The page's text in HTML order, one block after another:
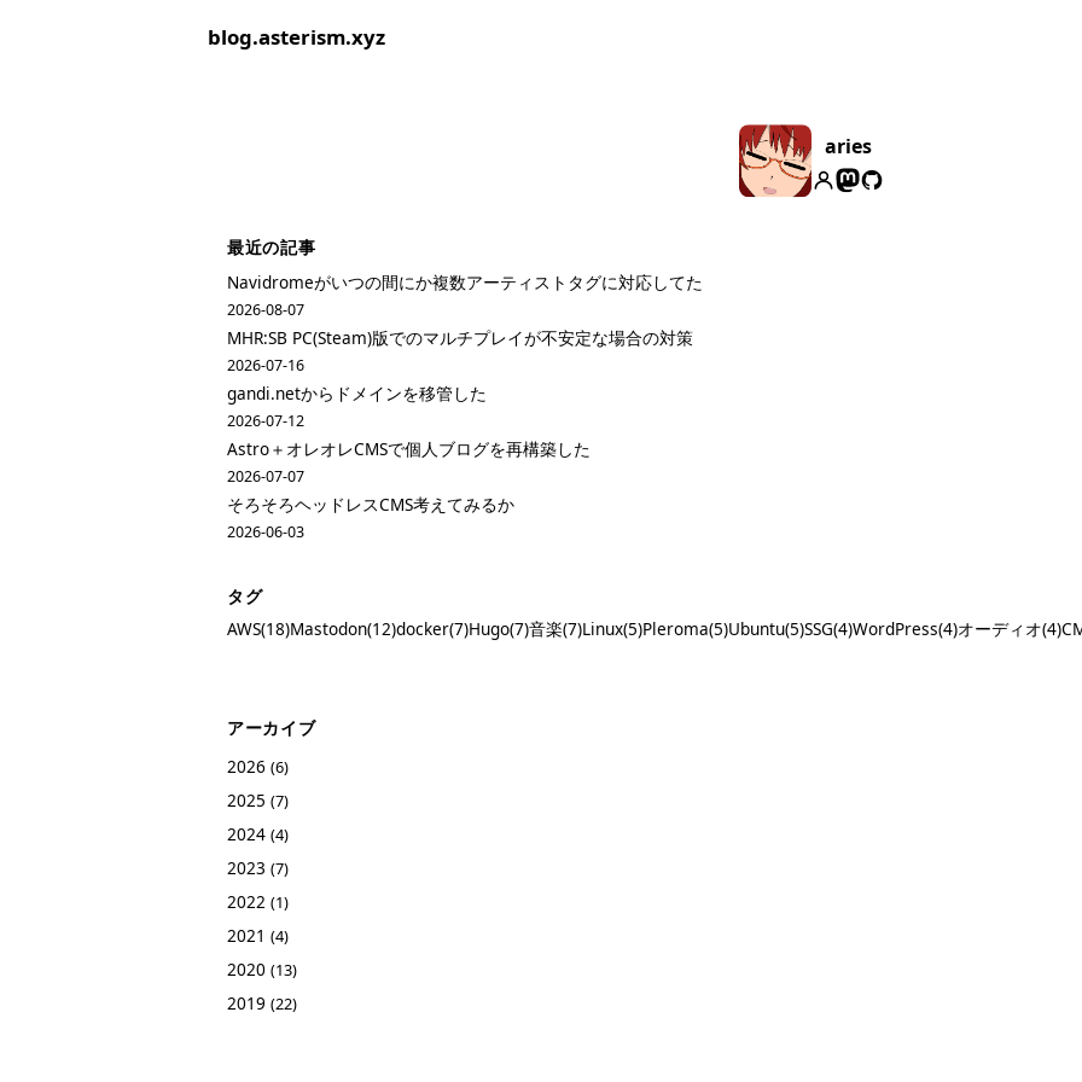
blog.asterism.xyz
aries
最近の記事
Navidromeがいつの間にか複数アーティストタグに対応してた
2026-08-07
MHR:SB PC(Steam)版でのマルチプレイが不安定な場合の対策
2026-07-16
gandi.netからドメインを移管した
2026-07-12
Astro＋オレオレCMSで個人ブログを再構築した
2026-07-07
そろそろヘッドレスCMS考えてみるか
2026-06-03
タグ
AWS(18)Mastodon(12)docker(7)Hugo(7)音楽(7)Linux(5)Pleroma(5)Ubuntu(5)SSG(4)WordPress(4)オーディオ(4)
アーカイブ
2026 (6)
2025 (7)
2024 (4)
2023 (7)
2022 (1)
2021 (4)
2020 (13)
2019 (22)